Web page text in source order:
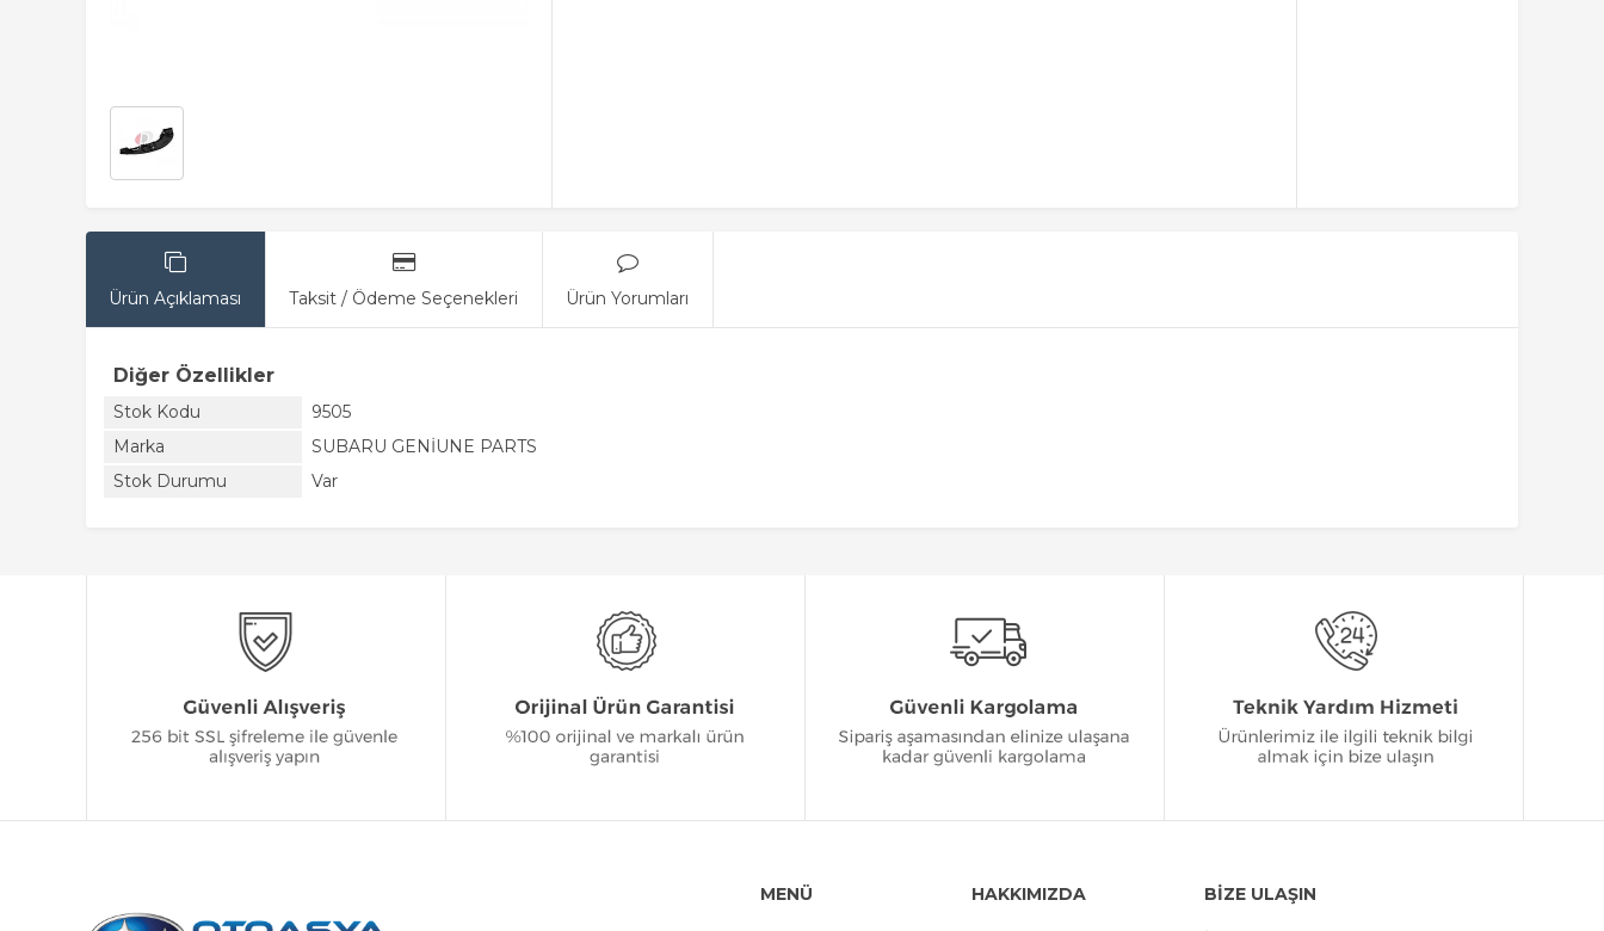
Ürün Açıklaması Taksit / Ödeme Seçenekleri Ürün Yorumları
Diğer Özellikler
Stok Kodu
9505
Marka
SUBARU GENİUNE PARTS
Stok Durumu
Var
MENÜ HAKKIMIZDA BİZE ULAŞIN